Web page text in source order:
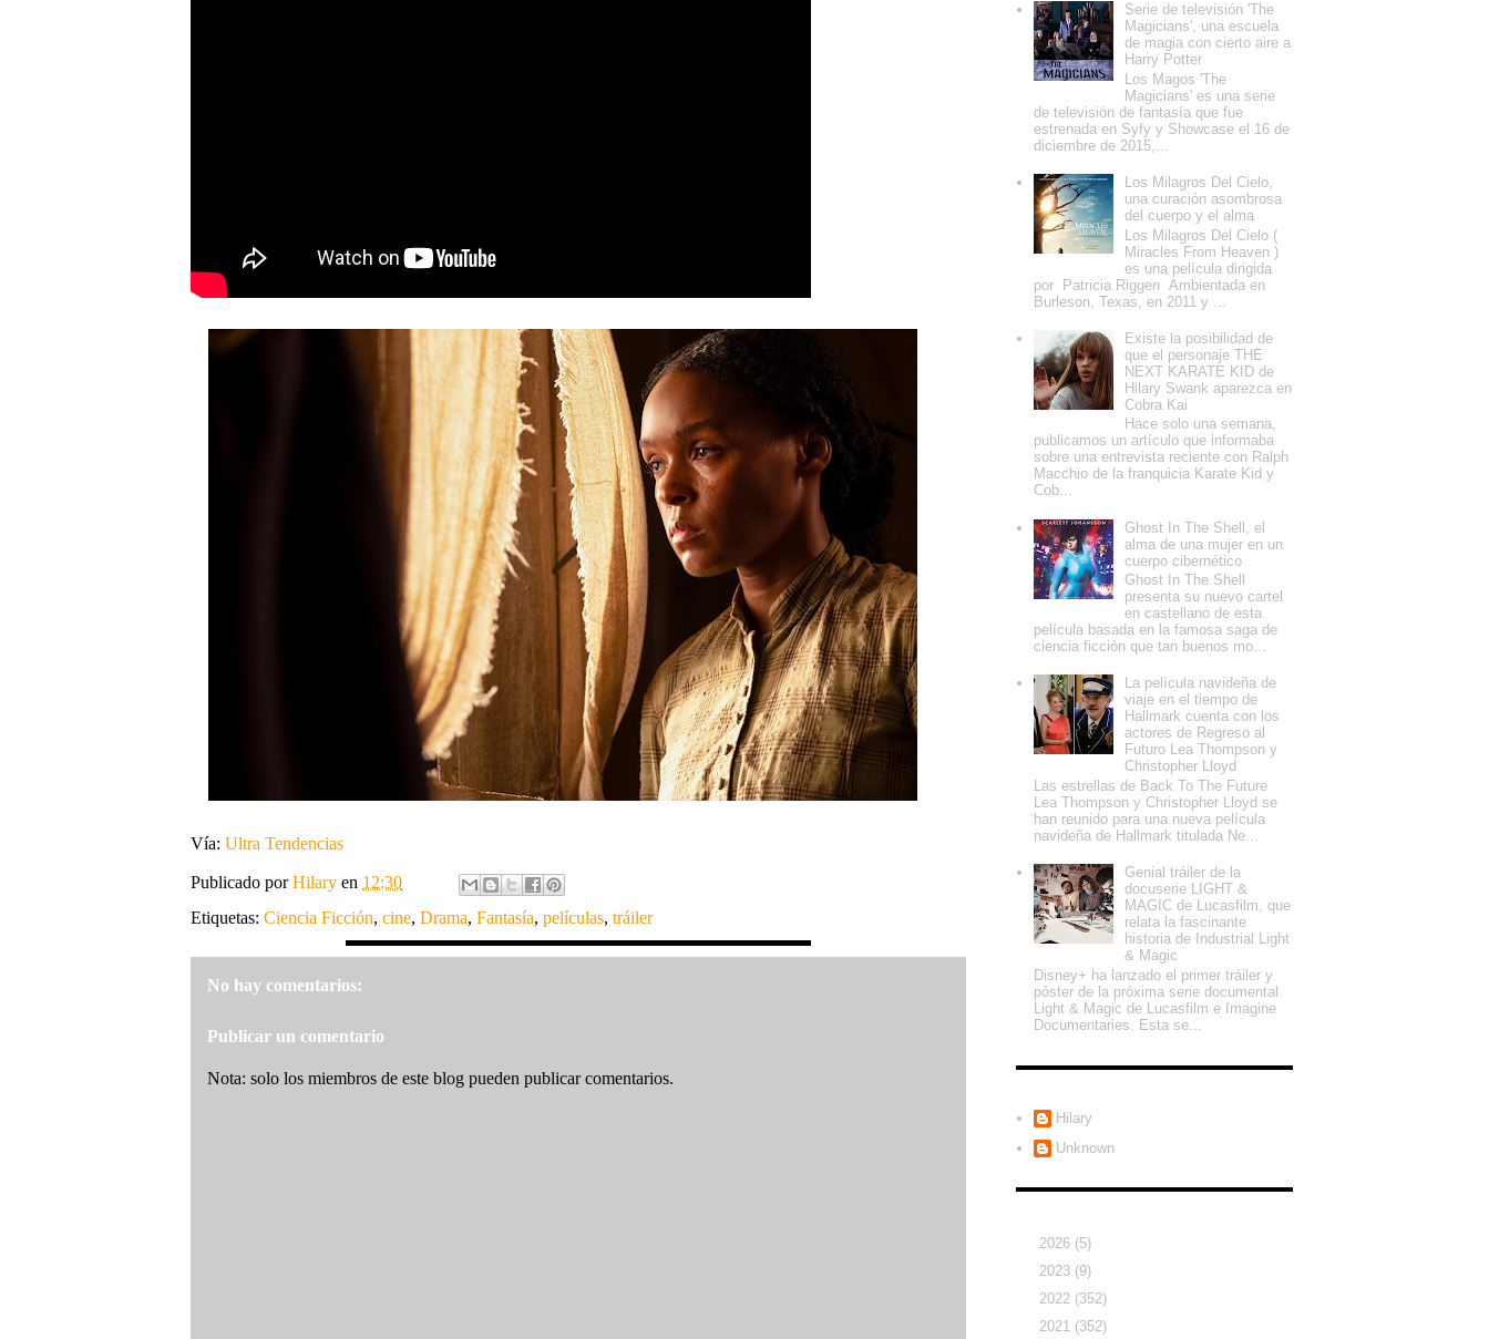
Vía: Ultra Tendencias
Publicado porHilary en 12:30
Etiquetas: Ciencia Ficción, cine, Drama, Fantasía, películas, tráiler
No hay comentarios:
Publicar un comentario
Nota: solo los miembros de este blog pueden publicar comentarios.
Serie de televisión 'The
Magicians', una escuela
de magia con cierto aire a
Harry Potter
Los Magos 'The
Magicians' es una serie
de televisión de fantasía que fue
estrenada en Syfy y Showcase el 16 de
diciembre de 2015,...
Los Milagros Del Cielo,
una curación asombrosa
del cuerpo y el alma
Los Milagros Del Cielo (
Miracles From Heaven )
es una película dirigida
por Patricia Riggen Ambientada en
Burleson, Texas, en 2011 y ...
Existe la posibilidad de
que el personaje THE
NEXT KARATE KID de
Hilary Swank aparezca en
Cobra Kai
Hace solo una semana,
publicamos un artículo que informaba
sobre una entrevista reciente con Ralph
Macchio de la franquicia Karate Kid y
Cob...
Ghost In The Shell, el
alma de una mujer en un
cuerpo cibernético
Ghost In The Shell
presenta su nuevo cartel
en castellano de esta
película basada en la famosa saga de
ciencia ficción que tan buenos mo...
La película navideña de
viaje en el tiempo de
Hallmark cuenta con los
actores de Regreso al
Futuro Lea Thompson y
Christopher Lloyd
Las estrellas de Back To The Future
Lea Thompson y Christopher Lloyd se
han reunido para una nueva película
navideña de Hallmark titulada Ne...
Genial tráiler de la
docuserie LIGHT &
MAGIC de Lucasfilm, que
relata la fascinante
historia de Industrial Light
& Magic
Disney+ ha lanzado el primer tráiler y
póster de la próxima serie documental
Light & Magic de Lucasfilm e Imagine
Documentaries. Esta se...
Hilary
Unknown
2026 (5)
2023 (9)
2022 (352)
2021 (352)